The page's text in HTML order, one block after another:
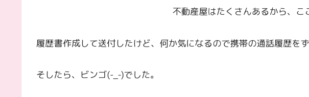
不動産屋はたくさんあるから、
履歴書作成して送付したけど、何か気になるので携帯の通話履歴を
そしたら、ビンゴ(-_-)でした。